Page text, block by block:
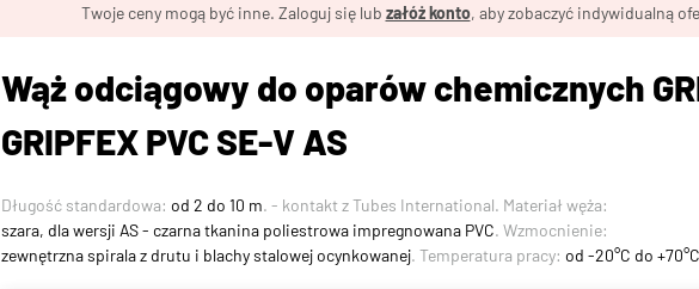
Twoje ceny mogą być inne. Zaloguj się lub załóż konto, aby zobaczyć indywidualną
Wąż odciągowy do oparów chemicznych
GRIPFEX PVC SE-V AS
Długość standardowa: od 2 do 10 m. - kontakt z Tubes International. Materiał węża:
szara, dla wersji AS - czarna tkanina poliestrowa impregnowana PVC. Wzmocnienie:
zewnętrzna spirala z drutu i blachy stalowej ocynkowanej. Temperatura pracy: od -20°C do +70°C